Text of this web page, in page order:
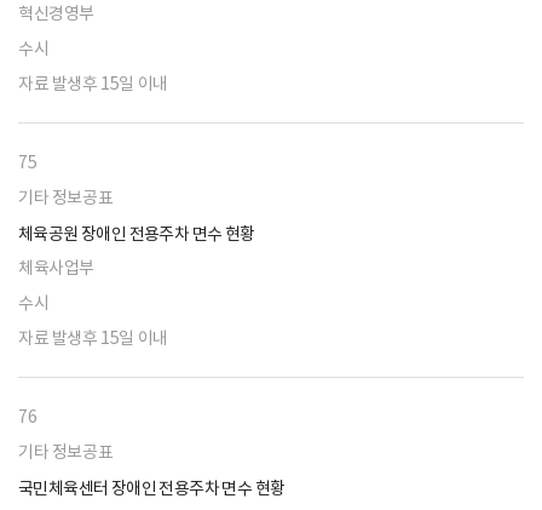
혁신경영부
수시
자료 발생후 15일 이내
75
기타 정보공표
체육공원 장애인 전용주차 면수 현황
체육사업부
수시
자료 발생후 15일 이내
76
기타 정보공표
국민체육센터 장애인 전용주차 면수 현황